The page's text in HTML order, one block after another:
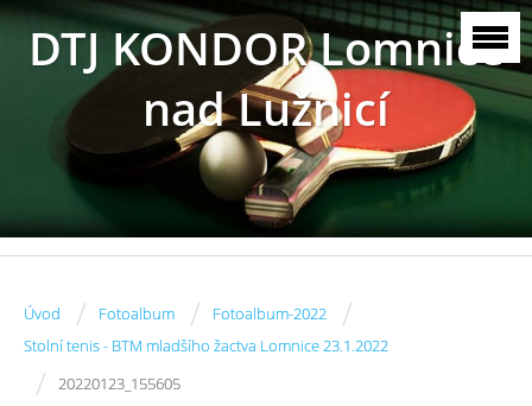
DTJ KONDOR Lomnice
nad Lužnicí
Úvod / Fotoalbum / Fotoalbum-2022 /
Stolní tenis - BTM mladšího žactva Lomnice 23.1.2022
/ 20220123_155605